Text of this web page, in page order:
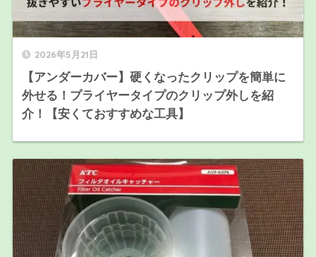
2026年5月21日
【アンダーカバー】硬くなったクリップを簡単に
外せる！プライヤータイプのクリップ外しを紹
介！【安くておすすめな工具】